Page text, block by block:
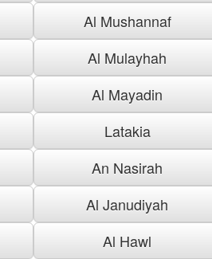
Al Mushannaf
Al Mulayhah
Al Mayadin
Latakia
An Nasirah
Al Janudiyah
Al Hawl